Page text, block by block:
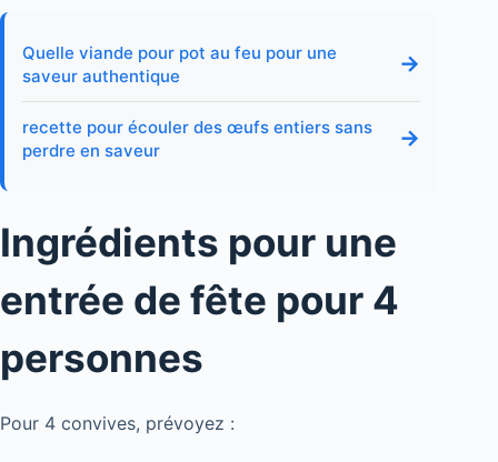
Quelle viande pour pot au feu pour une
saveur authentique
→
recette pour écouler des œufs entiers sans
perdre en saveur
→
Ingrédients pour une
entrée de fête pour 4
personnes
Pour 4 convives, prévoyez :